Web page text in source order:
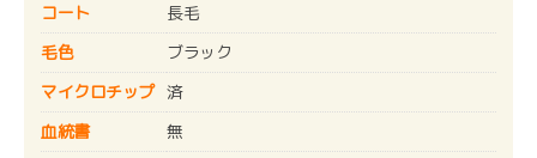
コート
長毛
毛色
ブラック
マイクロチップ 済
血統書
無